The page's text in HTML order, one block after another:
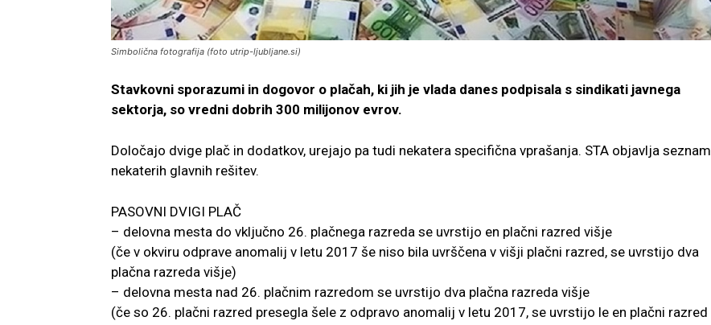
Simbolična fotografija (foto utrip-ljubljane.si)
Stavkovni sporazumi in dogovor o plačah, ki jih je vlada danes podpisala s sindikati javnega
sektorja, so vredni dobrih 300 milijonov evrov.
Določajo dvige plač in dodatkov, urejajo pa tudi nekatera specifična vprašanja. STA objavlja seznam
nekaterih glavnih rešitev.
PASOVNI DVIGI PLAČ
– delovna mesta do vključno 26. plačnega razreda se uvrstijo en plačni razred višje
(če v okviru odprave anomalij v letu 2017 še niso bila uvrščena v višji plačni razred, se uvrstijo dva
plačna razreda višje)
– delovna mesta nad 26. plačnim razredom se uvrstijo dva plačna razreda višje
(če so 26. plačni razred presegla šele z odpravo anomalij v letu 2017, se uvrstijo le en plačni razred